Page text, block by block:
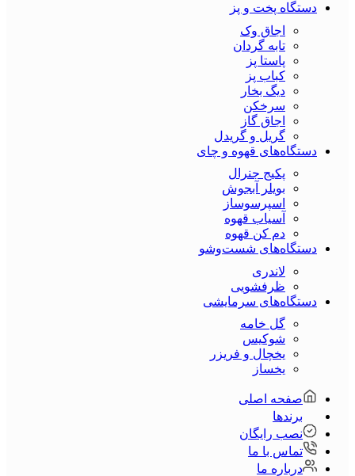
دستگاه‌ پخت و پز
اجاق وک
تابه گردان
پاستا پز
کباب پز
دیگ بخار
سرخکن
اجاق گاز
گریل و گریدل
دستگاه‌های قهوه و چای
پکیج جنرال
بویلر آبجوش
اسپرسوساز
آسیاب قهوه
دم کن قهوه
دستگاه‌های شست‌و‌شو
لاندری
ظرفشویی
دستگاه‌های سرمایشی
گل خامه
شوکیس
یخچال و فریزر
یخساز
صفحه اصلی
برندها
نصب رایگان
تماس با ما
درباره ما